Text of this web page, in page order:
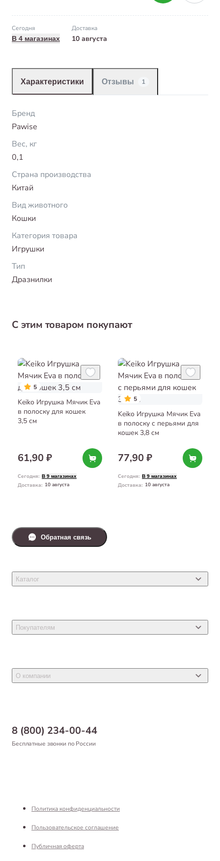
Сегодня
В 4 магазинах
Доставка
10 августа
Характеристики Отзывы 1
Бренд
Pawise
Вес, кг
0,1
Страна производства
Китай
Вид животного
Кошки
Категория товара
Игрушки
Тип
Дразнилки
С этим товаром покупают
5
Keiko Игрушка Мячик Eva
в полоску для кошек
3,5 см
61,90 ₽
Сегодня: В 9 магазинах
Доставка: 10 августа
5
Keiko Игрушка Мячик Eva
в полоску с перьями для
кошек 3,8 см
77,90 ₽
Сегодня: В 9 магазинах
Доставка: 10 августа
8 (800) 234-00-44
Бесплатные звонки по России
Каталог
Товары для собак
Товары для птиц
Покупателям
Новости
Самовывоз
Оформление заказа
О компании
Благотворительный фонд
Реквизиты
Обратная связь
Политика конфиденциальности
Пользовательское соглашение
Публичная оферта